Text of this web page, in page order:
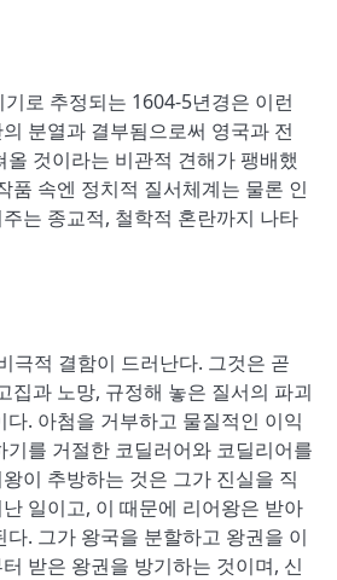
로 추정되는 1604-5년경은 이런
분열과 결부됨으로써 영국과 전
것이라는 비관적 견해가 팽배했
품 속엔 정치적 질서체계는 물론 인
는 종교적, 철학적 혼란까지 나타
극적 결함이 드러난다. 그것은 곧
집과 노망, 규정해 놓은 질서의 파괴
. 아첨을 거부하고 물질적인 이익
기를 거절한 코딜러어와 코딜리어를
이 추방하는 것은 그가 진실을 직
일이고, 이 때문에 리어왕은 받아
. 그가 왕국을 분할하고 왕권을 이
받은 왕권을 방기하는 것이며, 신